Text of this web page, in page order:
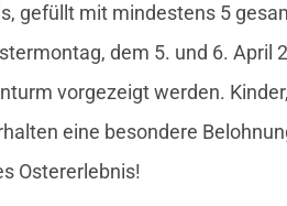
gefüllt mit mindestens 5
dem 5. und 6. April
vorgezeigt werden.
eine besondere
Ostererlebnis!